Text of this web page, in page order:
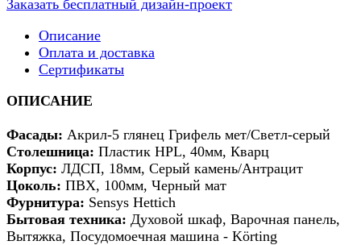
Заказать бесплатный дизайн-проект
Описание
Оплата и доставка
Сертификаты
ОПИСАНИЕ
Фасады: Акрил-5 глянец Грифель мет/Светл-серый
Столешница: Пластик HPL, 40мм, Кварц
Корпус: ЛДСП, 18мм, Серый камень/Антрацит
Цоколь: ПВХ, 100мм, Черный мат
Фурнитура: Sensys Hettich
Бытовая техника: Духовой шкаф, Варочная панель,
Вытяжка, Посудомоечная машина - Körting